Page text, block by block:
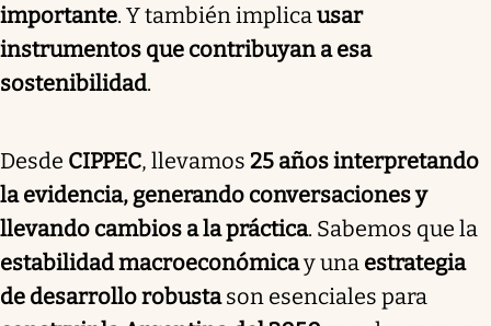
importante. Y también implica usar
instrumentos que contribuyan a esa
sostenibilidad.
Desde CIPPEC, llevamos 25 años interpretando
la evidencia, generando conversaciones y
llevando cambios a la práctica. Sabemos que la
estabilidad macroeconómicay una estrategia
de desarrollo robustason esenciales para